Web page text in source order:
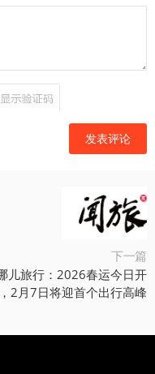
下一篇
儿旅行：2026春运今日开
2月7日将迎首个出行高峰